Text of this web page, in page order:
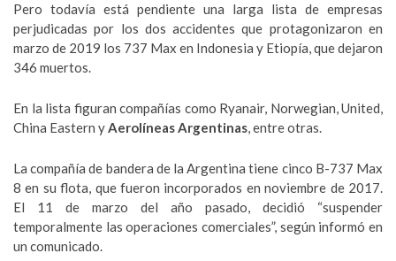
Pero todavía está pendiente una larga lista de empresas
perjudicadas por los dos accidentes que protagonizaron en
marzo de 2019 los 737 Max en Indonesia y Etiopía, que dejaron
346 muertos.
En la lista figuran compañías como Ryanair, Norwegian, United,
China Eastern yAerolíneas Argentinas, entre otras.
La compañía de bandera de la Argentina tiene cinco B-737 Max
8 en su flota, que fueron incorporados en noviembre de 2017.
El 11 de marzo del año pasado, decidió “suspender
temporalmente las operaciones comerciales”, según informó en
un comunicado.